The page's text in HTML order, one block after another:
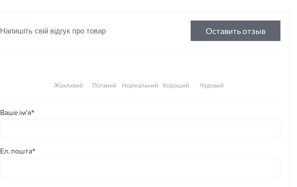
Напишіть свій відгук про товар Оставить отзыв
Чудовий
Хороший
Нормальний
Поганий
Жахливий
Ваше ім'я*
Ел. пошта*